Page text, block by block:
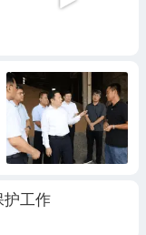
护工作